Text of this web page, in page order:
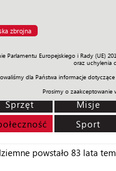
zbrojna
Parlamentu Europejskiego i Rady
oraz uchylenia
dla Państwa informacje
Prosimy o
Prawo Świat
Sprzęt Misje
Sport
powstało 83 lata